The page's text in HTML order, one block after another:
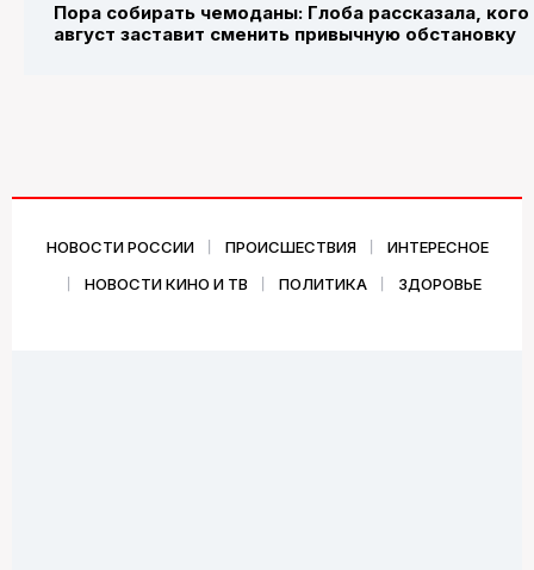
Пора собирать чемоданы: Глоба рассказала, кого
август заставит сменить привычную обстановку
НОВОСТИ РОССИИ ПРОИСШЕСТВИЯ
ИНТЕРЕСНОЕ
НОВОСТИ КИНО И ТВ
ПОЛИТИКА ЗДОРОВЬЕ